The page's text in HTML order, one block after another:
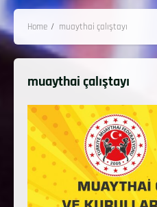
Home muaythai çalıştayı
muaythai çalıştayı